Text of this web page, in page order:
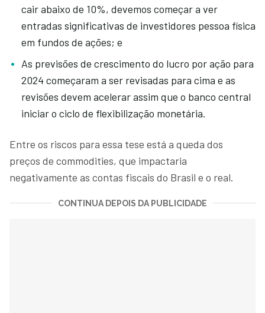
cair abaixo de 10%, devemos começar a ver
entradas significativas de investidores pessoa física
em fundos de ações; e
As previsões de crescimento do lucro por ação para
2024 começaram a ser revisadas para cima e as
revisões devem acelerar assim que o banco central
iniciar o ciclo de flexibilização monetária.
Entre os riscos para essa tese está a queda dos
preços de commodities, que impactaria
negativamente as contas fiscais do Brasil e o real.
CONTINUA DEPOIS DA PUBLICIDADE